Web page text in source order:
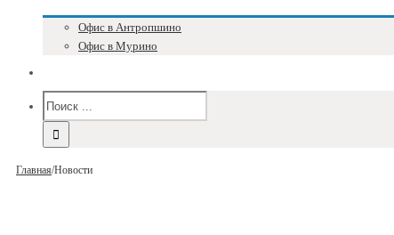
Офис в Антропшино
Офис в Мурино
Главная/Новости